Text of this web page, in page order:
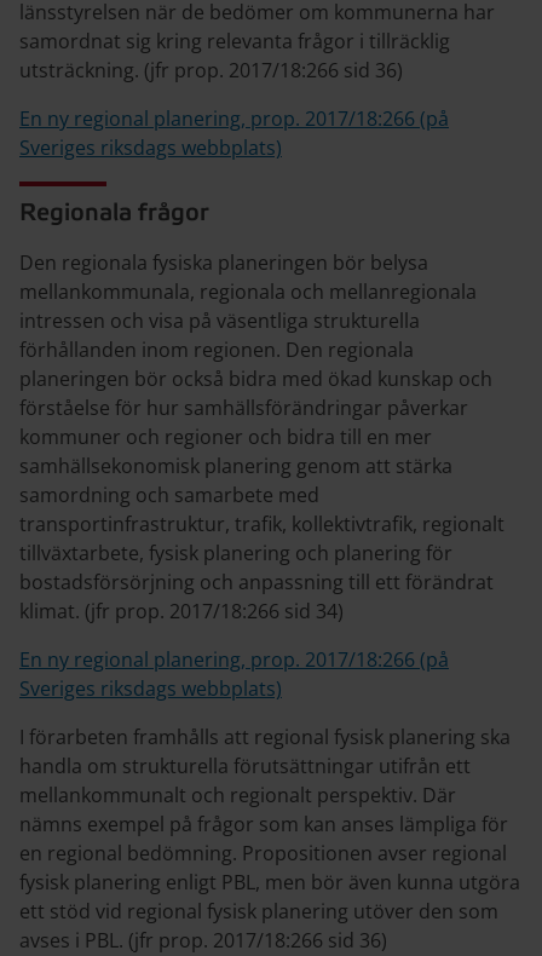
länsstyrelsen när de bedömer om kommunerna har
samordnat sig kring relevanta frågor i tillräcklig
utsträckning. (jfr prop. 2017/18:266 sid 36)
En ny regional planering, prop. 2017/18:266 (på
Sveriges riksdags webbplats)
Regionala frågor
Den regionala fysiska planeringen bör belysa
mellankommunala, regionala och mellanregionala
intressen och visa på väsentliga strukturella
förhållanden inom regionen. Den regionala
planeringen bör också bidra med ökad kunskap och
förståelse för hur samhällsförändringar påverkar
kommuner och regioner och bidra till en mer
samhällsekonomisk planering genom att stärka
samordning och samarbete med
transportinfrastruktur, trafik, kollektivtrafik, regionalt
tillväxtarbete, fysisk planering och planering för
bostadsförsörjning och anpassning till ett förändrat
klimat. (jfr prop. 2017/18:266 sid 34)
En ny regional planering, prop. 2017/18:266 (på
Sveriges riksdags webbplats)
I förarbeten framhålls att regional fysisk planering ska
handla om strukturella förutsättningar utifrån ett
mellankommunalt och regionalt perspektiv. Där
nämns exempel på frågor som kan anses lämpliga för
en regional bedömning. Propositionen avser regional
fysisk planering enligt PBL, men bör även kunna utgöra
ett stöd vid regional fysisk planering utöver den som
avses i PBL. (jfr prop. 2017/18:266 sid 36)